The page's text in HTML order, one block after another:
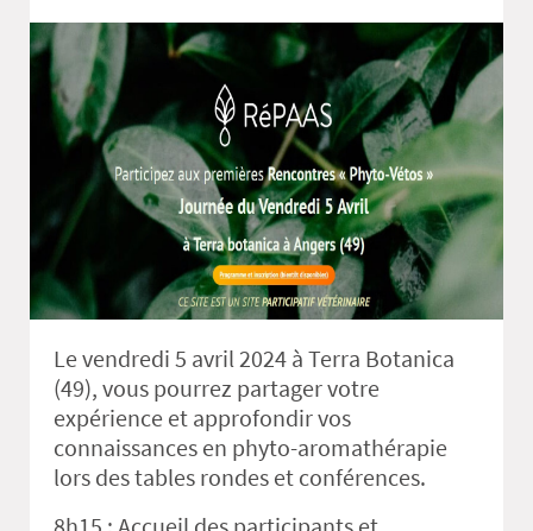
Le vendredi 5 avril 2024 à Terra Botanica
(49), vous pourrez partager votre
expérience et approfondir vos
connaissances en phyto-aromathérapie
lors des tables rondes et conférences.